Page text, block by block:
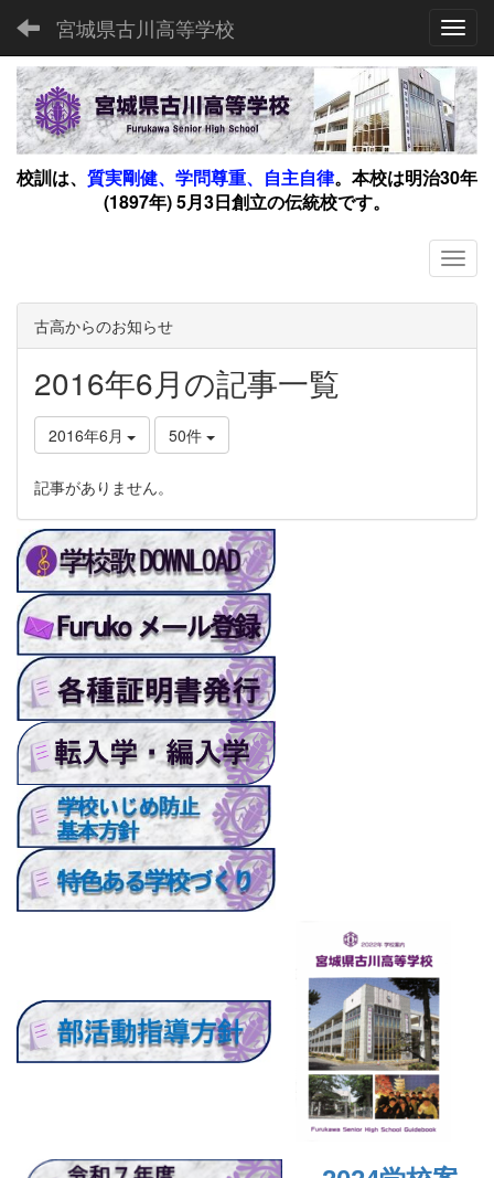
宮城県古川高等学校
校訓は、 質実剛健、学問尊重、自主自律。 本校は明治30年
(1897年) 5月3日創立の伝統校です。
古高からのお知らせ
2016年6月の記事一覧
2016年6月 50件
記事がありません。